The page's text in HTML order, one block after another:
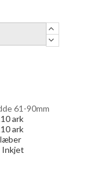
ark
ark
Inkjet